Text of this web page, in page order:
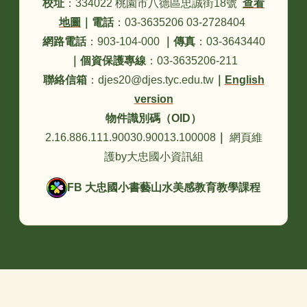
校址 ：334022 桃園市八德區忠誠街18號 查看
地圖
電話：03-3635206 03-2728404
網路電話：903-104-000 傳真：03-3643440
個資保護專線 ：03-3635206-211
聯絡信箱：djes20@djes.tyc.edu.tw｜
English
version
物件識別碼（OID）
2.16.886.111.90030.90013.100008｜
網頁維
護by大忠國小資訊組
FB 大忠國小書藝山水美感教育教學課程